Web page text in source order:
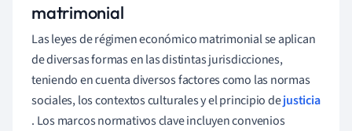
matrimonial
Las leyes de régimen económico matrimonial se aplican
de diversas formas en las distintas jurisdicciones,
teniendo en cuenta diversos factores como las normas
sociales, los contextos culturales y el principio dejusticia
. Los marcos normativos clave incluyen convenios